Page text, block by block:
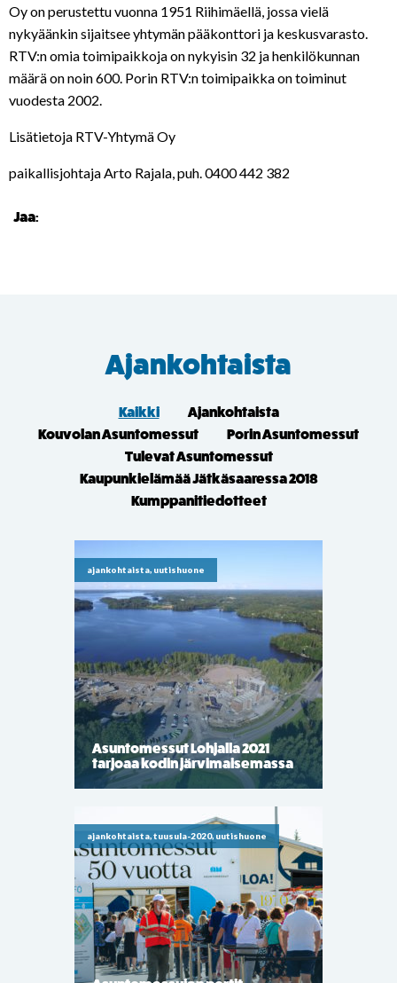
Oy on perustettu vuonna 1951 Riihimäellä, jossa vielä
nykyäänkin sijaitsee yhtymän pääkonttori ja keskusvarasto.
RTV:n omia toimipaikkoja on nykyisin 32 ja henkilökunnan
määrä on noin 600. Porin RTV:n toimipaikka on toiminut
vuodesta 2002.
Lisätietoja RTV-Yhtymä Oy
paikallisjohtaja Arto Rajala, puh. 0400 442 382
Jaa:
Ajankohtaista
Kaikki
Ajankohtaista
Kouvolan Asuntomessut
Porin Asuntomessut
Tulevat Asuntomessut
Kaupunkielämää Jätkäsaaressa 2018
Kumppanitiedotteet
ajankohtaista, uutishuone
Asuntomessut Lohjalla 2021
tarjoaa kodin järvimaisemassa
ajankohtaista, tuusula-2020, uutishuone